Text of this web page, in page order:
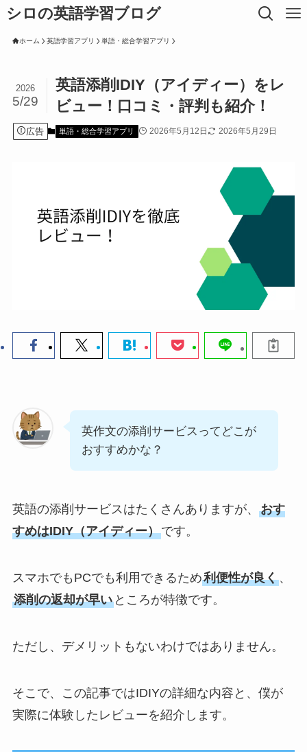
シロの英語学習ブログ
ホーム 英語学習アプリ 単語・総合学習アプリ
英語添削IDIY（アイディー）をレ
ビュー！口コミ・評判も紹介！
2026
5/29
広告 単語・総合学習アプリ 2026年5月12日 2026年5月29日
英作文の添削サービスってどこが
おすすめかな？
英語の添削サービスはたくさんありますが、 おす
すめはIDIY（アイディー）です。
スマホでもPCでも利用できるため利便性が良く、
添削の返却が早いところが特徴です。
ただし、デメリットもないわけではありません。
そこで、この記事ではIDIYの詳細な内容と、僕が
実際に体験したレビューを紹介します。